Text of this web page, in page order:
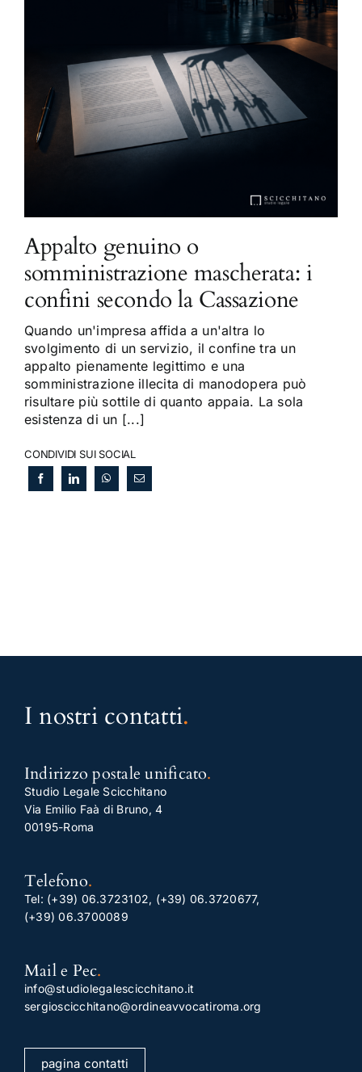
Appalto genuino o
somministrazione mascherata: i
confini secondo la Cassazione
Quando un'impresa affida a un'altra lo
svolgimento di un servizio, il confine tra un
appalto pienamente legittimo e una
somministrazione illecita di manodopera può
risultare più sottile di quanto appaia. La sola
esistenza di un [...]
CONDIVIDI SUI SOCIAL
I nostri contatti.
Indirizzo postale unificato.
Studio Legale Scicchitano
Via Emilio Faà di Bruno, 4
00195-Roma
Telefono.
Tel: (+39) 06.3723102, (+39) 06.3720677,
(+39) 06.3700089
Mail e Pec.
info@studiolegalescicchitano.it
sergioscicchitano@ordineavvocatiroma.org
pagina contatti